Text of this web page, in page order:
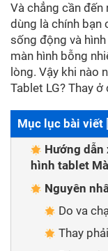
Và chẳng cần
dùng là chính bạn
sống động và
màn hình bỗng
lòng. Vậy khi nào
Tablet LG? Thay ở
Mục lục bài viết
Hướng dẫn
hình tablet
Nguyên
Do va
Thay